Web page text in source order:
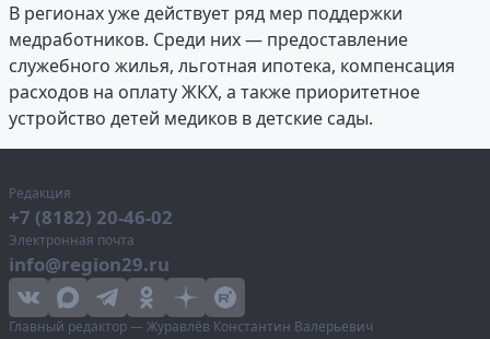
В регионах уже действует ряд мер поддержки
медработников. Среди них — предоставление
служебного жилья, льготная ипотека, компенсация
расходов на оплату ЖКХ, а также приоритетное
устройство детей медиков в детские сады.
Редакция
+7 (8182) 20-46-02
Электронная почта
info@region29.ru
Главный редактор — Журавлёв Константин Валерьевич